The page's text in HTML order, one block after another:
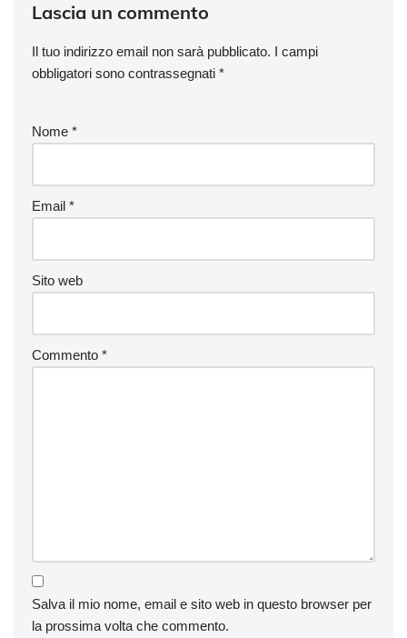
Lascia un commento
Il tuo indirizzo email non sarà pubblicato. I campi
obbligatori sono contrassegnati *
Nome *
Email *
Sito web
Commento *
Salva il mio nome, email e sito web in questo browser per
la prossima volta che commento.